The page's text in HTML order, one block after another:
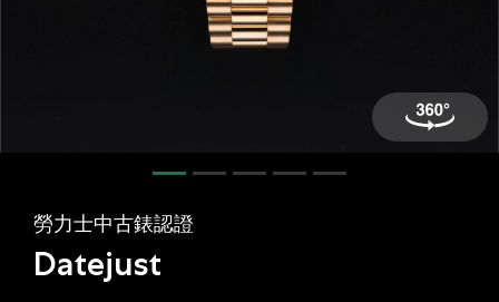
登入
註冊
勞力士中古錶認證
Datejust